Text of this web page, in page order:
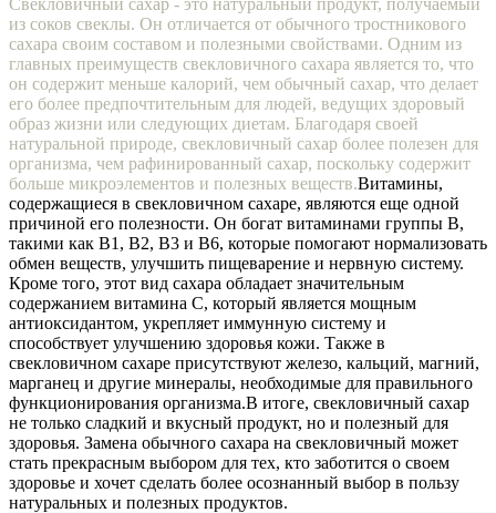
из соков свеклы. Он отличается от обычного тростникового
сахара своим составом и полезными свойствами. Одним из
главных преимуществ свекловичного сахара является то, что
он содержит меньше калорий, чем обычный сахар, что делает
его более предпочтительным для людей, ведущих здоровый
образ жизни или следующих диетам. Благодаря своей
натуральной природе, свекловичный сахар более полезен для
организма, чем рафинированный сахар, поскольку содержит
больше микроэлементов и полезных веществ.Витамины,
содержащиеся в свекловичном сахаре, являются еще одной
причиной его полезности. Он богат витаминами группы В,
такими как В1, В2, В3 и В6, которые помогают нормализовать
обмен веществ, улучшить пищеварение и нервную систему.
Кроме того, этот вид сахара обладает значительным
содержанием витамина С, который является мощным
антиоксидантом, укрепляет иммунную систему и
способствует улучшению здоровья кожи. Также в
свекловичном сахаре присутствуют железо, кальций, магний,
марганец и другие минералы, необходимые для правильного
функционирования организма.В итоге, свекловичный сахар
не только сладкий и вкусный продукт, но и полезный для
здоровья. Замена обычного сахара на свекловичный может
стать прекрасным выбором для тех, кто заботится о своем
здоровье и хочет сделать более осознанный выбор в пользу
натуральных и полезных продуктов.